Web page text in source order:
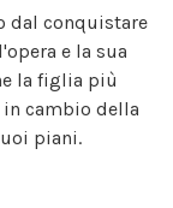
dal conquistare
e la sua
la figlia più
in cambio della
piani.